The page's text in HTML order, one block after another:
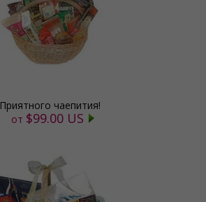
Приятного чаепития!
от $99.00 US